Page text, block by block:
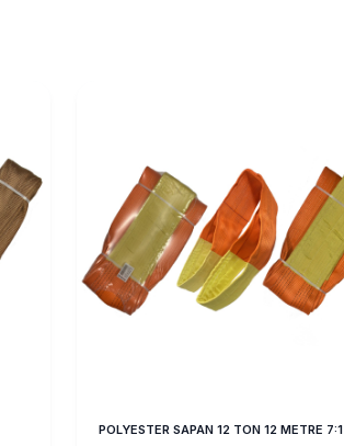
POLYESTER SAPAN 12 TON 12 METRE 7:1